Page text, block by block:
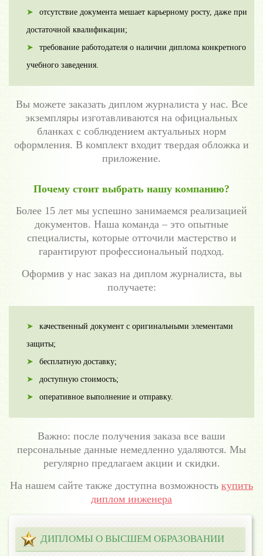
отсутствие документа мешает карьерному росту, даже при
достаточной квалификации;
требование работодателя о наличии диплома конкретного
учебного заведения.
Вы можете заказать диплом журналиста у нас. Все
экземпляры изготавливаются на официальных
бланках с соблюдением актуальных норм
оформления. В комплект входит твердая обложка и
приложение.
Почему стоит выбрать нашу компанию?
Более 15 лет мы успешно занимаемся реализацией
документов. Наша команда – это опытные
специалисты, которые отточили мастерство и
гарантируют профессиональный подход.
Оформив у нас заказ на диплом журналиста, вы
получаете:
качественный документ с оригинальными элементами
защиты;
бесплатную доставку;
доступную стоимость;
оперативное выполнение и отправку.
Важно: после получения заказа все ваши
персональные данные немедленно удаляются. Мы
регулярно предлагаем акции и скидки.
На нашем сайте также доступна возможность купить
диплом инженера
ДИПЛОМЫ О ВЫСШЕМ ОБРАЗОВАНИИ